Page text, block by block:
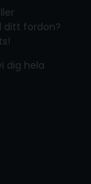
ditt fordon?
dig hela